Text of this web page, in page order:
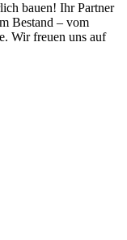
bauen! Ihr Partner
Bestand – vom
Wir freuen uns auf